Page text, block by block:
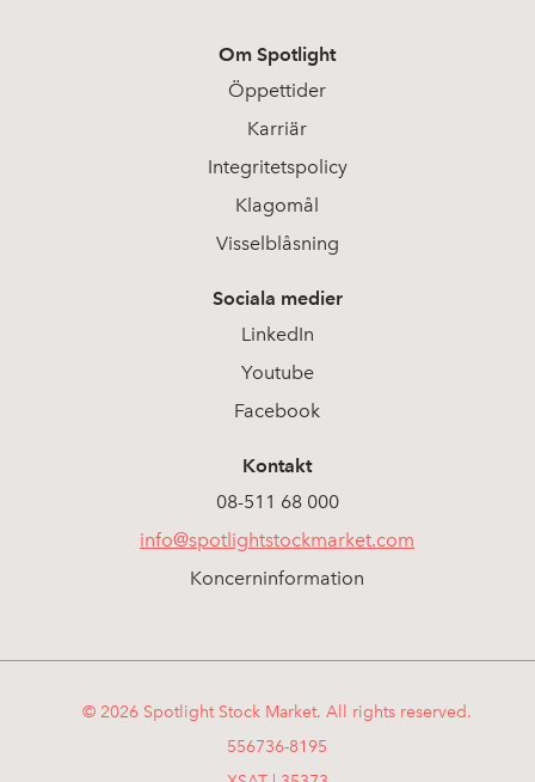
Om Spotlight
Öppettider
Karriär
Integritetspolicy
Klagomål
Visselblåsning
Sociala medier
LinkedIn
Youtube
Facebook
Kontakt
08-511 68 000
info@spotlightstockmarket.com
Koncerninformation
© 2026 Spotlight Stock Market. All rights reserved.
556736-8195